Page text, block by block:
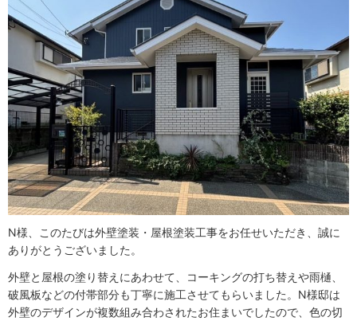
N様、このたびは外壁塗装・屋根塗装工事をお任せいただき、誠に
ありがとうございました。
外壁と屋根の塗り替えにあわせて、コーキングの打ち替えや雨樋、
破風板などの付帯部分も丁寧に施工させてもらいました。N様邸は
外壁のデザインが複数組み合わされたお住まいでしたので、色の切